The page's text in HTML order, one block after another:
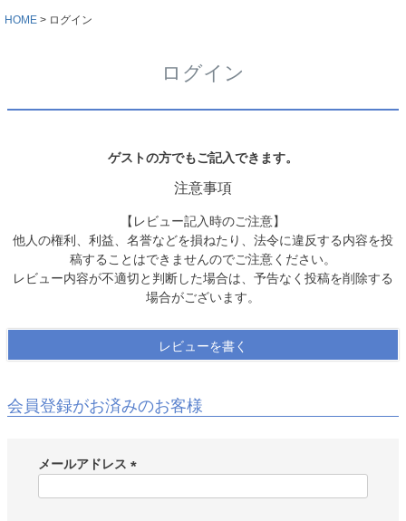
HOME ログイン
ログイン
ゲストの方でもご記入できます。
注意事項
【レビュー記入時のご注意】
他人の権利、利益、名誉などを損ねたり、法令に違反する内容を投
稿することはできませんのでご注意ください。
レビュー内容が不適切と判断した場合は、予告なく投稿を削除する
場合がございます。
レビューを書く
会員登録がお済みのお客様
メールアドレス